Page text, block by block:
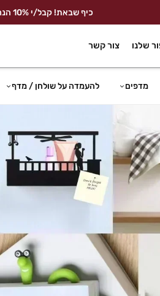
כיף שבאת! קבל/י 10% הנחה על הרכישה הראשונה
שלנו צור קשר
מדפים להעמדה על שולחן / מדף